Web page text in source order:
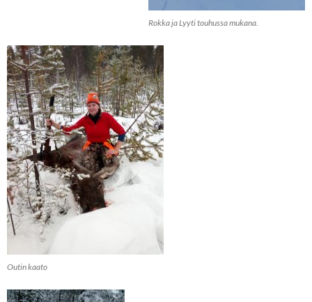
Rokka ja Lyyti touhussa mukana.
Outin kaato